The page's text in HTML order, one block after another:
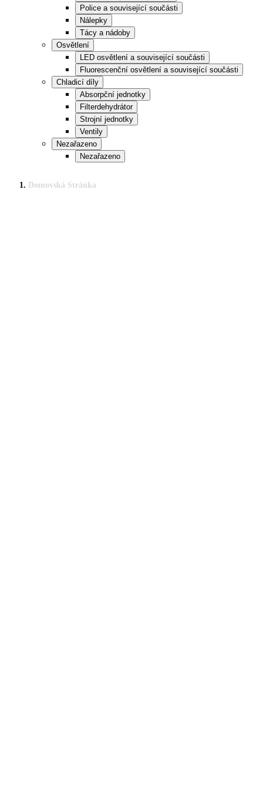
Police a související součásti
Nálepky
Tácy a nádoby
Osvětlení
LED osvětlení a související součásti
Fluorescenční osvětlení a související součásti
Chladicí díly
Absorpční jednotky
Filterdehydrátor
Strojní jednotky
Ventily
Nezařazeno
Nezařazeno
Domovská Stránka